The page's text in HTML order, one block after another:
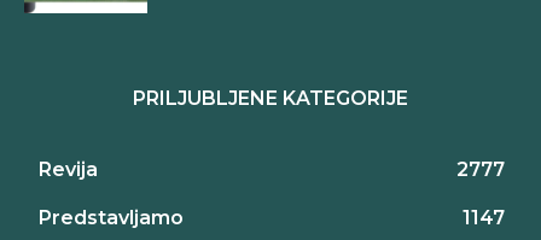
PRILJUBLJENE KATEGORIJE
Revija 2777
Predstavljamo 1147